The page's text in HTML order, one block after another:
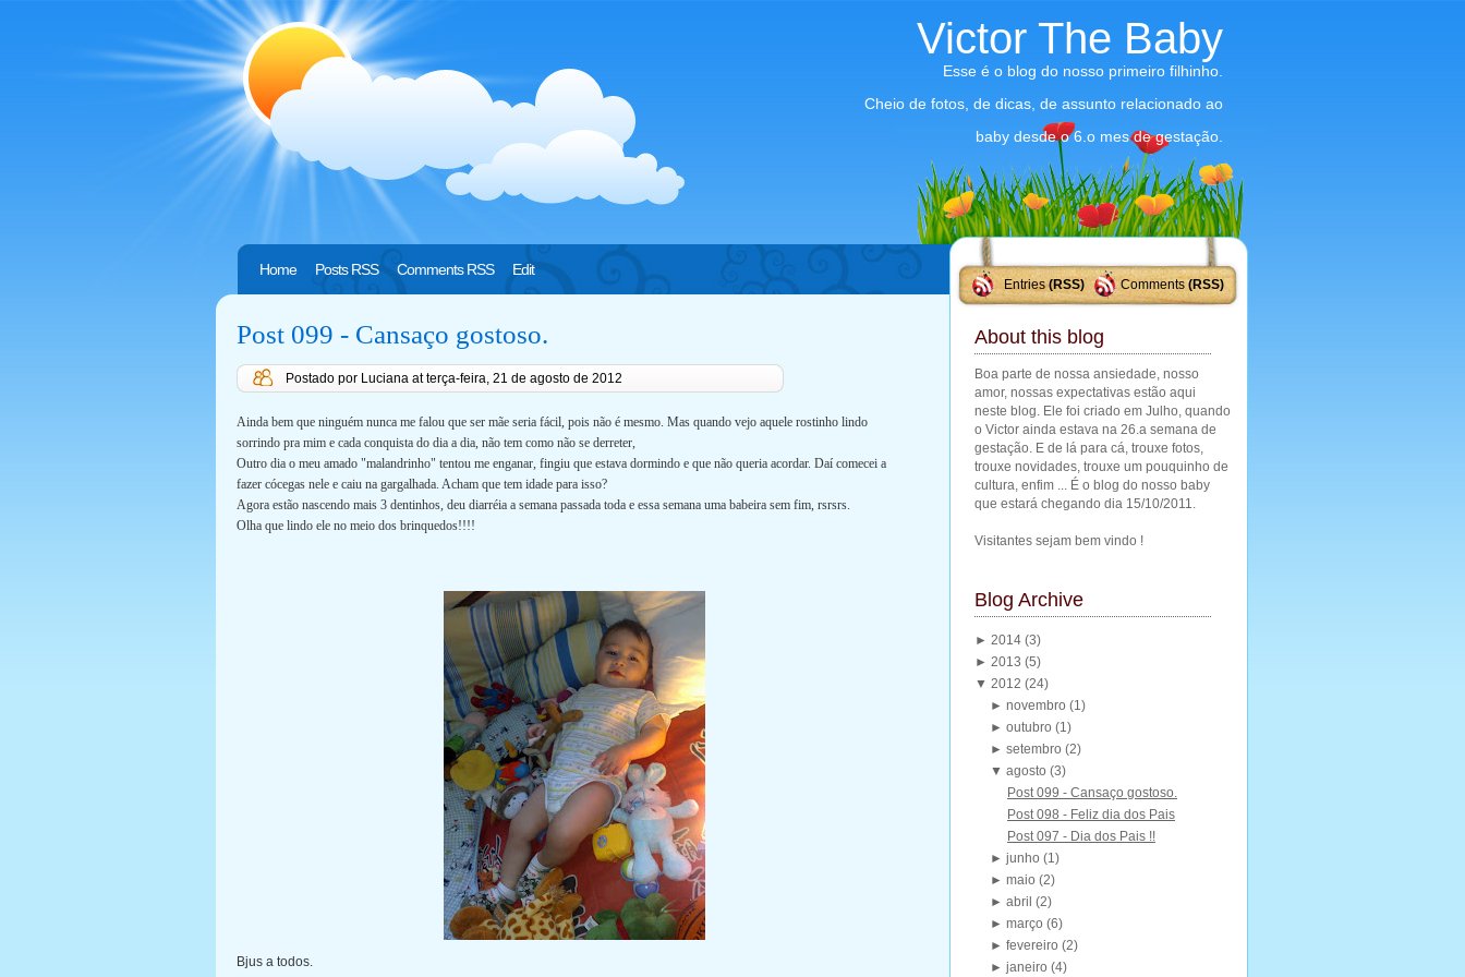
Victor The Baby
Esse é o blog do nosso primeiro filhinho.
Cheio de fotos, de dicas, de assunto relacionado ao
baby desde o 6.o mes de gestação.
Entries(RSS) Comments (RSS)
Home Posts RSS Comments RSS Edit
Post 099 - Cansaço gostoso.
Postado por Luciana atterça-feira, 21 de agosto de 2012
Ainda bem que ninguém nunca me falou que ser mãe seria fácil, pois não é mesmo. Mas quando vejo aquele rostinho lindo
sorrindo pra mim e cada conquista do dia a dia, não tem como não se derreter,
Outro dia o meu amado "malandrinho" tentou me enganar, fingiu que estava dormindo e que não queria acordar. Daí comecei a
fazer cócegas nele e caiu na gargalhada. Acham que tem idade para isso?
Agora estão nascendo mais 3 dentinhos, deu diarréia a semana passada toda e essa semana uma babeira sem fim, rsrsrs.
Olha que lindo ele no meio dos brinquedos!!!!
Bjus a todos.
About this blog
Boa parte de nossa ansiedade, nosso
amor, nossas expectativas estão aqui
neste blog. Ele foi criado em Julho, quando
o Victor ainda estava na 26.a semana de
gestação. E de lá para cá, trouxe fotos,
trouxe novidades, trouxe um pouquinho de
cultura, enfim ... É o blog do nosso baby
que estará chegando dia 15/10/2011.
Visitantes sejam bem vindo !
Blog Archive
► 2014 (3)
► 2013 (5)
▼ 2012 (24)
►novembro(1)
►outubro(1)
►setembro(2)
▼agosto(3)
Post 099 - Cansaço gostoso.
Post 098 - Feliz dia dos Pais
Post 097 - Dia dos Pais !!
►junho(1)
►maio(2)
►abril(2)
►março(6)
►fevereiro(2)
►janeiro(4)